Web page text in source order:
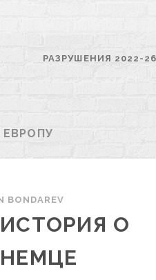
РАЗРУШЕНИЯ 2022-26
BONDAREV
О